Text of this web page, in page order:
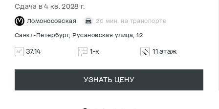
Сдача в 4 кв. 2028 г.
Ломоносовская 20 мин. на транспорте
Санкт-Петербург, Русановская улица, 12
37.14 1-к 11 этаж
УЗНАТЬ ЦЕНУ